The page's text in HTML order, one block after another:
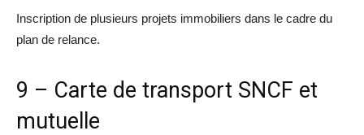
Inscription de plusieurs projets immobiliers dans le cadre du
plan de relance.
9 – Carte de transport SNCF et
mutuelle